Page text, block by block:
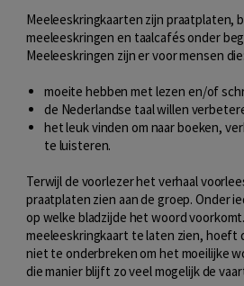
Meeleeskringkaarten zijn praatplaten,
meeleeskringen en taalcafés onder
Meeleeskringen zijn er voor mensen die:
moeite hebben met lezen en/of
de Nederlandse taal willen
het leuk vinden om naar boeken,
te luisteren.
Terwijl de voorlezer het verhaal
praatplaten zien aan de groep. Onder
op welke bladzijde het woord
meeleeskringkaart te laten zien, hoeft
niet te onderbreken om het moeilijke
die manier blijft zo veel mogelijk de